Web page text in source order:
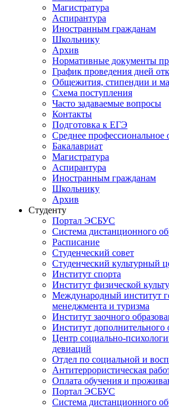
Магистратура
Аспирантура
Иностранным гражданам
Школьнику
Архив
Нормативные документы
График проведения дней
Общежития, стипендии и
Схема поступления
Часто задаваемые вопросы
Контакты
Подготовка к ЕГЭ
Среднее профессиональное
Бакалавриат
Магистратура
Аспирантура
Иностранным гражданам
Школьнику
Архив
Студенту
Портал ЭСБУС
Система дистанционного
Расписание
Студенческий совет
Студенческий культурный
Институт спорта
Институт физической
Международный институт
менеджмента и туризма
Институт заочного
Институт дополнительного
Центр социально-
девиаций
Отдел по социальной и
Антитеррористическая
Оплата обучения и
Портал ЭСБУС
Система дистанционного